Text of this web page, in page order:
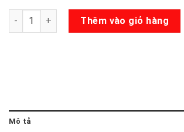
Loa kéo samsui 772 số lượngThêm vào giỏ hàng
Mô tả